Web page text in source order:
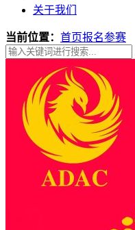
关于我们
当前位置： 首页报名参赛